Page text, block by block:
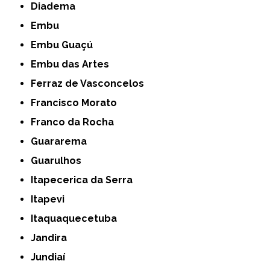
Diadema
Embu
Embu Guaçú
Embu das Artes
Ferraz de Vasconcelos
Francisco Morato
Franco da Rocha
Guararema
Guarulhos
Itapecerica da Serra
Itapevi
Itaquaquecetuba
Jandira
Jundiaí